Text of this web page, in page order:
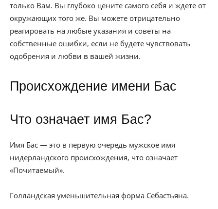
только Вам. Вы глубоко цените самого себя и ждете от
окружающих того же. Вы можете отрицательно
реагировать на любые указания и советы на
собственные ошибки, если не будете чувствовать
одобрения и любви в вашей жизни.
Происхождение имени Бас
Что означает имя Бас?
Имя Бас — это в первую очередь мужское имя
нидерландского происхождения, что означает
«Почитаемый».
Голландская уменьшительная форма Себастьяна.